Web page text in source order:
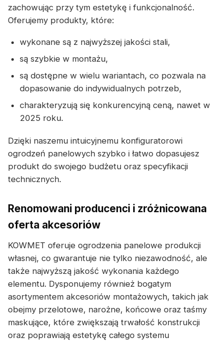
zachowując przy tym estetykę i funkcjonalność.
Oferujemy produkty, które:
wykonane są z najwyższej jakości stali,
są szybkie w montażu,
są dostępne w wielu wariantach, co pozwala na
dopasowanie do indywidualnych potrzeb,
charakteryzują się konkurencyjną ceną, nawet w
2025 roku.
Dzięki naszemu intuicyjnemu konfiguratorowi
ogrodzeń panelowych szybko i łatwo dopasujesz
produkt do swojego budżetu oraz specyfikacji
technicznych.
Renomowani producenci i zróżnicowana
oferta akcesoriów
KOWMET oferuje ogrodzenia panelowe produkcji
własnej, co gwarantuje nie tylko niezawodność, ale
także najwyższą jakość wykonania każdego
elementu. Dysponujemy również bogatym
asortymentem akcesoriów montażowych, takich jak
obejmy przelotowe, narożne, końcowe oraz taśmy
maskujące, które zwiększają trwałość konstrukcji
oraz poprawiają estetykę całego systemu